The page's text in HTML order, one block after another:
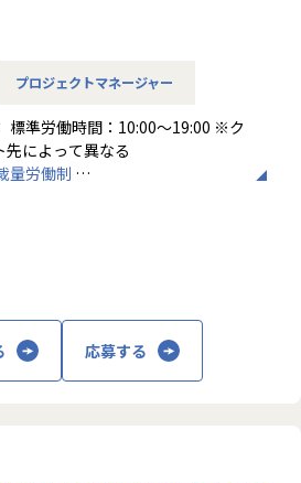
工程までの推進責任
／優先順位調整
トロール
関与可能
現代的システム領域中心
ーズに入り、対応領域・案件数と
プロジェクトマネージャー
準労働時間：10:00～19:00 ※ク
先によって異なる
量労働制
分
応募する